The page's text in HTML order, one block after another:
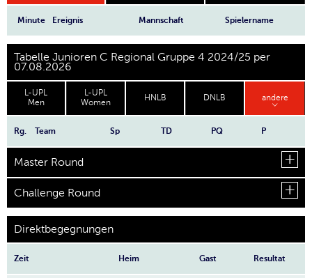
Minute Ereignis Mannschaft Spielername
Tabelle Junioren C Regional Gruppe 4 2024/25 per
07.08.2026
L-UPL
Men
L-UPL
Women
HNLB DNLB andere
Rg. Team Sp TD PQ P
Master Round
Challenge Round
Direktbegegnungen
Zeit Heim Gast Resultat